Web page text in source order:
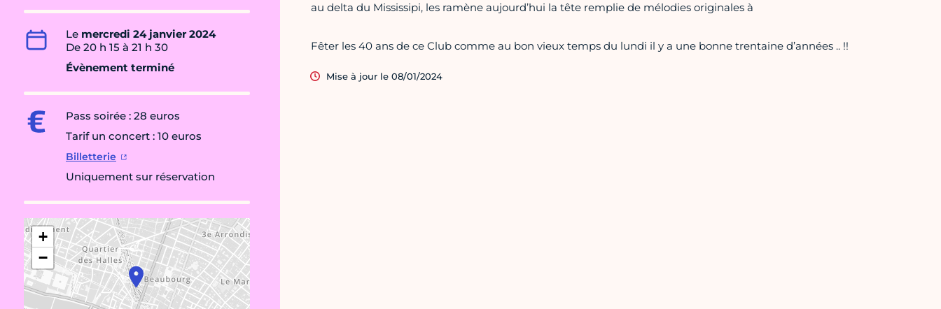
Le mercredi 24 janvier 2024
De 20 h 15 à 21 h 30
Évènement terminé
Pass soirée : 28 euros
Tarif un concert : 10 euros
Billetterie
Uniquement sur réservation
+
−
au delta du Mississipi, les ramène aujourd’hui la tête remplie de mélodies originales à
Fêter les 40 ans de ce Club comme au bon vieux temps du lundi il y a une bonne trentaine d’années .. !!
Mise à jour le 08/01/2024